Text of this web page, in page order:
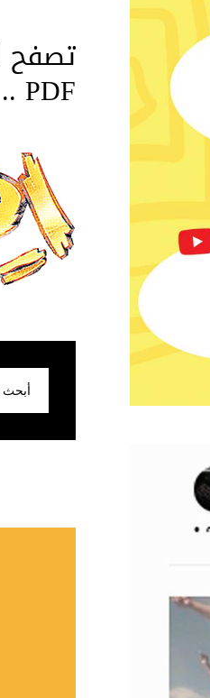
تصفح
PDF .. اضغط الشعار